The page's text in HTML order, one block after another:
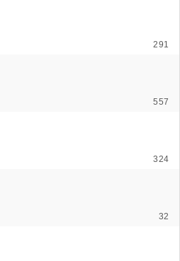
291
557
324
32